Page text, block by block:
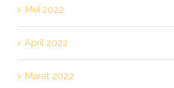
Mei 2022
April 2022
Maret 2022